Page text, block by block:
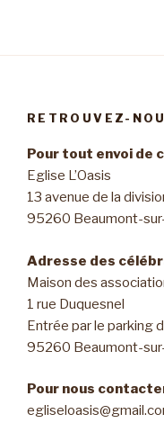
RETROUVEZ-
Pour tout envoi de
Eglise L’Oasis
13 avenue de la
95260 Beaumont-
Adresse des
Maison des
1 rue Duquesnel
Entrée par le parking
95260 Beaumont-
Pour nous